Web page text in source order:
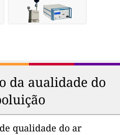
da aualidade do
qualidade do ar